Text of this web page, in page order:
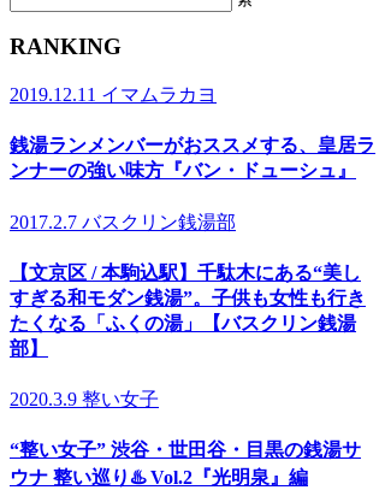
RANKING
2019.12.11 イマムラカヨ
銭湯ランメンバーがおススメする、皇居ラ
ンナーの強い味方『バン・ドューシュ』
2017.2.7 バスクリン銭湯部
【文京区 / 本駒込駅】千駄木にある“美し
すぎる和モダン銭湯”。子供も女性も行き
たくなる「ふくの湯」【バスクリン銭湯
部】
2020.3.9 整い女子
“整い女子” 渋谷・世田谷・目黒の銭湯サ
ウナ 整い巡り♨️ Vol.2『光明泉』編